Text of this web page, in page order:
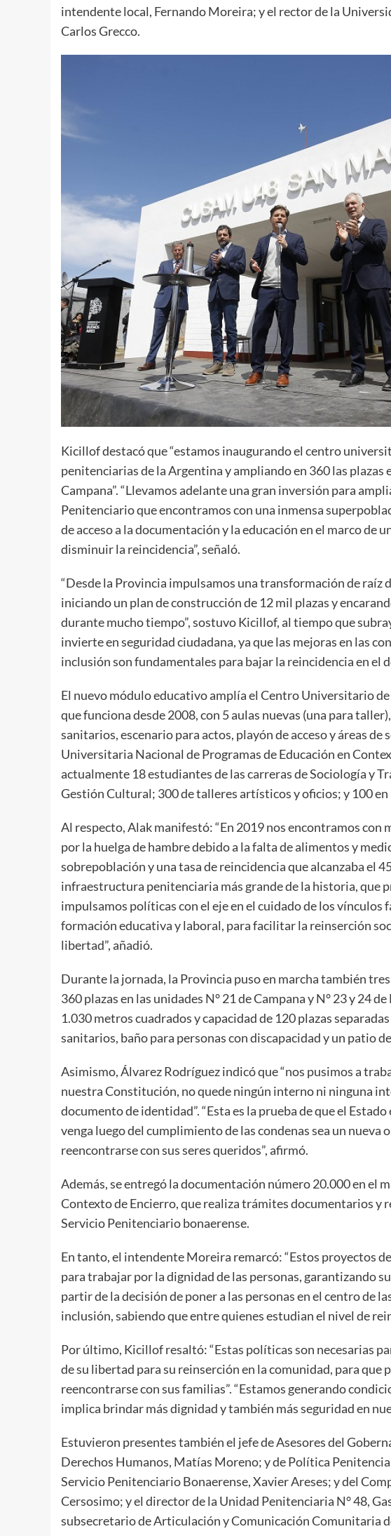
intendente local, Fernando Moreira; y el rector de la
Carlos Grecco.
Kicillof destacó que “estamos inaugurando el centro
penitenciarias de la Argentina y ampliando en 360 las plazas
Campana”. “Llevamos adelante una gran inversión para
Penitenciario que encontramos con una inmensa
de acceso a la documentación y la educación en el marco de
disminuir la reincidencia”, señaló.
“Desde la Provincia impulsamos una transformación de raíz
iniciando un plan de construcción de 12 mil plazas y
durante mucho tiempo”, sostuvo Kicillof, al tiempo que
invierte en seguridad ciudadana, ya que las mejoras en las
inclusión son fundamentales para bajar la reincidencia en el
El nuevo módulo educativo amplía el Centro Universitario
que funciona desde 2008, con 5 aulas nuevas (una para
sanitarios, escenario para actos, playón de acceso y áreas de
Universitaria Nacional de Programas de Educación en
actualmente 18 estudiantes de las carreras de Sociología y
Gestión Cultural; 300 de talleres artísticos y oficios; y 100
Al respecto, Alak manifestó: “En 2019 nos encontramos con
por la huelga de hambre debido a la falta de alimentos y
sobrepoblación y una tasa de reincidencia que alcanzaba el
infraestructura penitenciaria más grande de la historia, que
impulsamos políticas con el eje en el cuidado de los
formación educativa y laboral, para facilitar la reinserción
libertad”, añadió.
Durante la jornada, la Provincia puso en marcha también
360 plazas en las unidades N° 21 de Campana y N° 23 y 24
1.030 metros cuadrados y capacidad de 120 plazas
sanitarios, baño para personas con discapacidad y un patio
Asimismo, Álvarez Rodríguez indicó que “nos pusimos a
nuestra Constitución, no quede ningún interno ni ninguna
documento de identidad”. “Esta es la prueba de que el
venga luego del cumplimiento de las condenas sea un
reencontrarse con sus seres queridos”, afirmó.
Además, se entregó la documentación número 20.000 en el
Contexto de Encierro, que realiza trámites documentarios y
Servicio Penitenciario bonaerense.
En tanto, el intendente Moreira remarcó: “Estos proyectos
para trabajar por la dignidad de las personas, garantizando
partir de la decisión de poner a las personas en el centro de
inclusión, sabiendo que entre quienes estudian el nivel de
Por último, Kicillof resaltó: “Estas políticas son necesarias
de su libertad para su reinserción en la comunidad, para que
reencontrarse con sus familias”. “Estamos generando
implica brindar más dignidad y también más seguridad en
Estuvieron presentes también el jefe de Asesores del
Derechos Humanos, Matías Moreno; y de Política
Servicio Penitenciario Bonaerense, Xavier Areses; y del
Cersosimo; y el director de la Unidad Penitenciaria N° 48,
subsecretario de Articulación y Comunicación Comunitaria